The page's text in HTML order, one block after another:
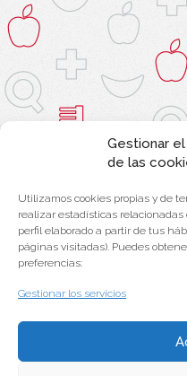
Gestionar
de las
Utilizamos cookies propias y de
realizar estadísticas
perfil elaborado a partir de tus
páginas visitadas). Puedes
preferencias:
Gestionar los servicios